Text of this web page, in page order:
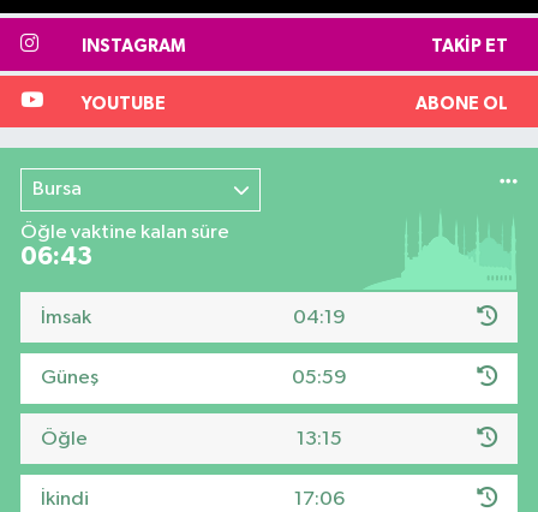
INSTAGRAM TAKIP ET
YOUTUBE ABONE OL
Bursa
Öğle vaktine kalan süre
06:42
İmsak 04:19
Güneş 05:59
Öğle 13:15
İkindi 17:06